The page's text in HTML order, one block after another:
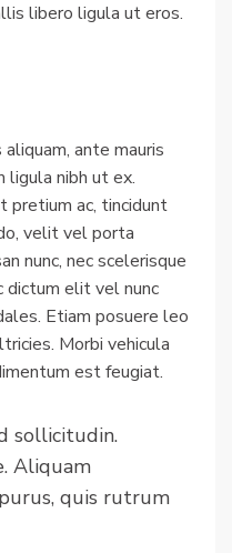
libero ligula ut eros.
ante mauris
nibh ut ex.
pretium ac, tincidunt
velit vel porta
nunc, nec scelerisque
dictum elit vel nunc
Etiam posuere leo
Morbi vehicula
est feugiat.
sollicitudin.
Aliquam
quis rutrum